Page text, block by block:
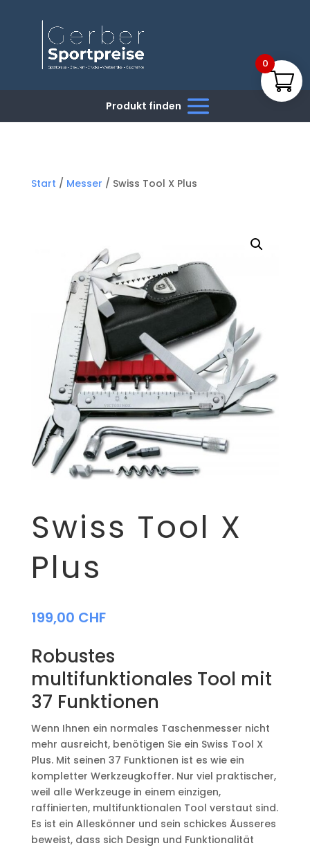
Start / Messer / Swiss Tool X Plus
Swiss Tool X
Plus
199,00 CHF
Robustes
multifunktionales Tool mit
37 Funktionen
Wenn Ihnen ein normales Taschenmesser nicht
mehr ausreicht, benötigen Sie ein Swiss Tool X
Plus. Mit seinen 37 Funktionen ist es wie ein
kompletter Werkzeugkoffer. Nur viel praktischer,
weil alle Werkzeuge in einem einzigen,
raffinierten, multifunktionalen Tool verstaut sind.
Es ist ein Alleskönner und sein schickes Äusseres
beweist, dass sich Design und Funktionalität
0